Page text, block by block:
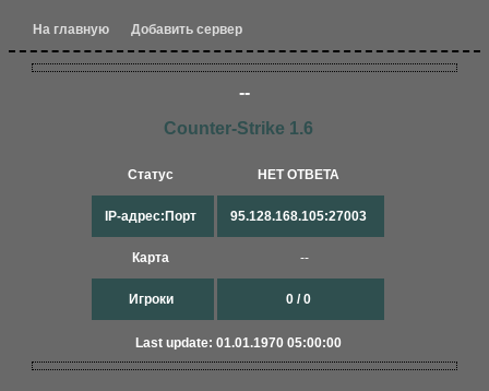
На главную Добавить сервер
--
Counter-Strike 1.6
Статус
IP-адрес:Порт
Карта
Игроки
НЕТ ОТВЕТА
95.128.168.105:27003
--
0 / 0
Last update: 01.01.1970 05:00:00